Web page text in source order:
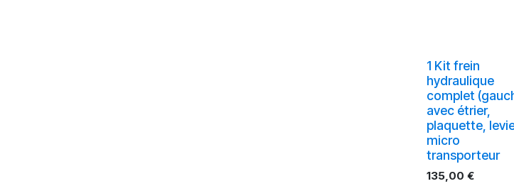
1 Kit frein
hydraulique
complet
avec étrier,
plaquette,
micro
transporteur
135,00 €